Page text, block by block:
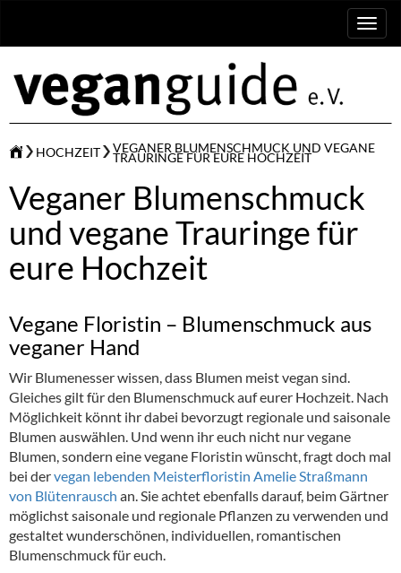
Toggle
HOCHZEIT VEGANER BLUMENSCHMUCK UND VEGANE
TRAURINGE FÜR EURE HOCHZEIT
Veganer Blumenschmuck
und vegane Trauringe für
eure Hochzeit
Vegane Floristin – Blumenschmuck aus
veganer Hand
Wir Blumenesser wissen, dass Blumen meist vegan sind.
Gleiches gilt für den Blumenschmuck auf eurer Hochzeit. Nach
Möglichkeit könnt ihr dabei bevorzugt regionale und saisonale
Blumen auswählen. Und wenn ihr euch nicht nur vegane
Blumen, sondern eine vegane Floristin wünscht, fragt doch mal
bei dervegan lebenden Meisterfloristin Amelie Straßmann
von Blütenrausch an. Sie achtet ebenfalls darauf, beim Gärtner
möglichst saisonale und regionale Pflanzen zu verwenden und
gestaltet wunderschönen, individuellen, romantischen
Blumenschmuck für euch.